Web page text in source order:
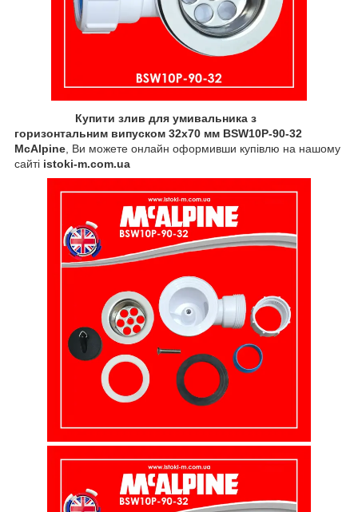
Купити злив для умивальника з
горизонтальним випуском 32x70 мм BSW10P-90-32
McAlpine, Ви можете онлайн оформивши купівлю на нашому
сайті istoki-m.com.ua